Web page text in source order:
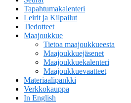
Tapahtumakalenteri
Leirit ja Kilpailut
Tiedotteet
Maajoukkue
Tietoa maajoukkueesta
Maajoukkuejäsenet
Maajoukkuekalenteri
Maajoukkuevaatteet
Materiaalipankki
Verkkokauppa
In English